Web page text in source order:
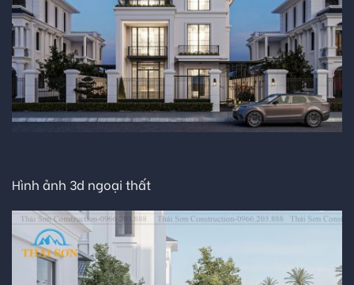
Hình ảnh 3d ngoại thất